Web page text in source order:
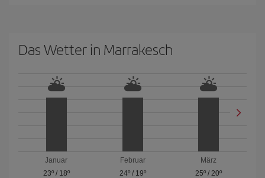
Das Wetter in Marrakesch
Januar
23º/ 18º
Februar
24º/ 19º
März
25º /20º